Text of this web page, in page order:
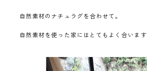
自然素材のナチュラグを合わせて。
自然素材を使った家にはとてもよく合います